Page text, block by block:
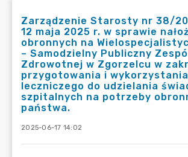
Zarządzenie Starosty nr 38/
12 maja 2025 r. w sprawie
obronnych na
– Samodzielny Publiczny
Zdrowotnej w Zgorzelcu w
przygotowania i
leczniczego do udzielania
szpitalnych na potrzeby
państwa.
2025-06-17 14:02